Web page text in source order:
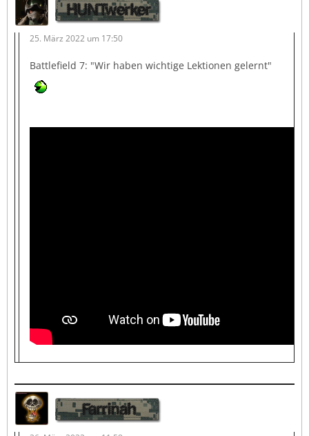
HUNTwerker
25. März 2022 um 17:50
Battlefield 7: "Wir haben wichtige Lektionen gelernt"
Farrinah